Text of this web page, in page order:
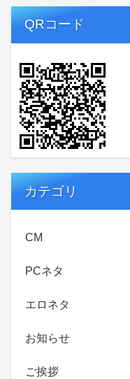
QRコード
カテゴリ
CM
PCネタ
エロネタ
お知らせ
ご挨拶